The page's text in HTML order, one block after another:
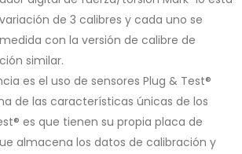
de 3 calibres y cada uno se
con la versión de calibre de
similar.
es el uso de sensores Plug & Test®
de las características únicas de los
es que tienen su propia placa de
almacena los datos de calibración y